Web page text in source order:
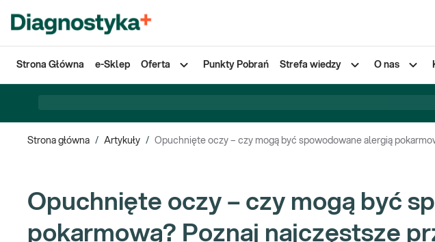
Strona Główna e-Sklep Oferta Punkty Pobrań Strefa wiedzy O nas
Strona główna / Artykuły / Opuchnięte oczy – czy mogą być spowodowane alergią
Opuchnięte oczy – czy mogą być
pokarmową? Poznaj najczęstsze